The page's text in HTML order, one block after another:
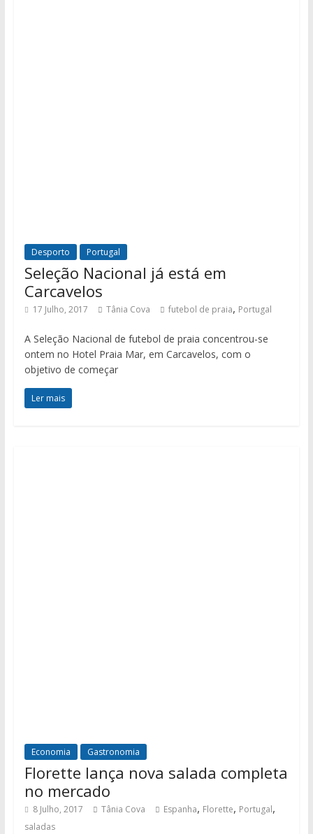
Desporto Portugal
Seleção Nacional já está em
Carcavelos
17 Julho, 2017 Tânia Cova futebol de praia, Portugal
A Seleção Nacional de futebol de praia concentrou-se
ontem no Hotel Praia Mar, em Carcavelos, com o
objetivo de começar
Ler mais
Economia Gastronomia
Florette lança nova salada completa
no mercado
8 Julho, 2017 Tânia Cova Espanha, Florette, Portugal,
saladas